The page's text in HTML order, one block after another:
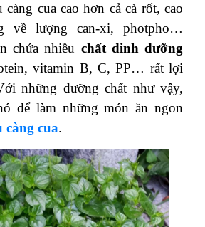
càng cua cao hơn cả cà rốt, cao
về lượng can-xi, photpho…
chứa nhiều chất dinh dưỡng
vitamin B, C, PP… rất lợi
những dưỡng chất như vậy,
để làm những món ăn ngon
càng cua.